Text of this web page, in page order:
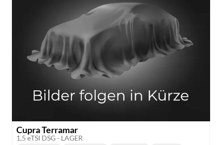
Cupra Terramar
1,5 eTSI DSG - LAGER